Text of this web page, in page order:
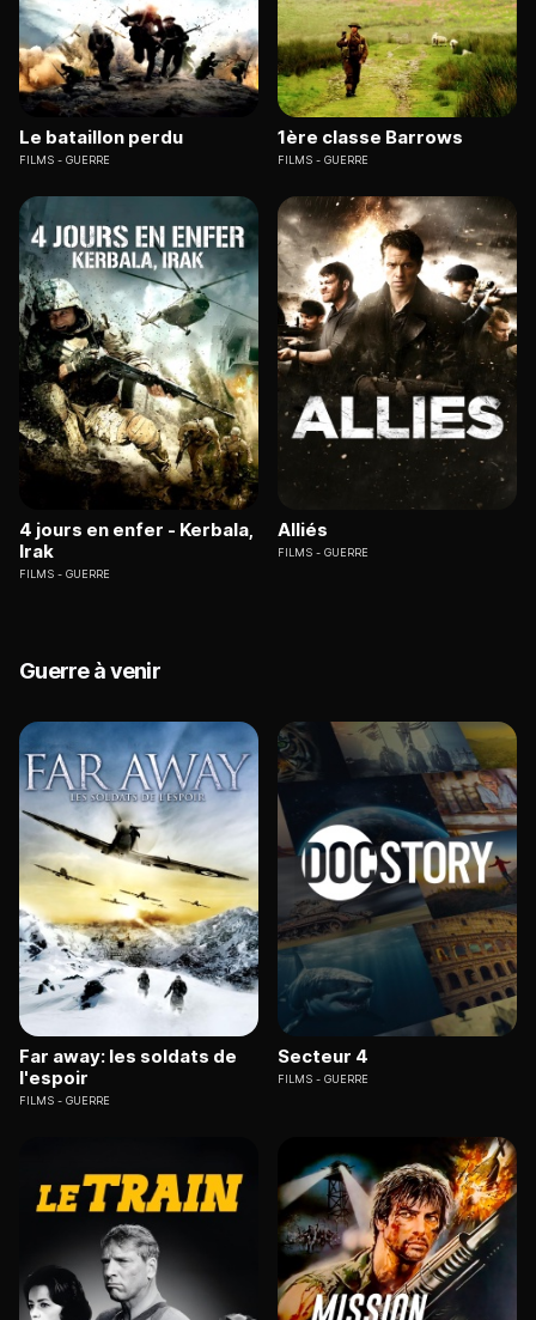
Le bataillon perdu
FILMS GUERRE
1ère classe Barrows
FILMS GUERRE
4 jours en enfer - Kerbala,
Irak
FILMS GUERRE
Alliés
FILMS GUERRE
Guerre à venir
Far away: les soldats de
l'espoir
FILMS GUERRE
Secteur 4
FILMS GUERRE